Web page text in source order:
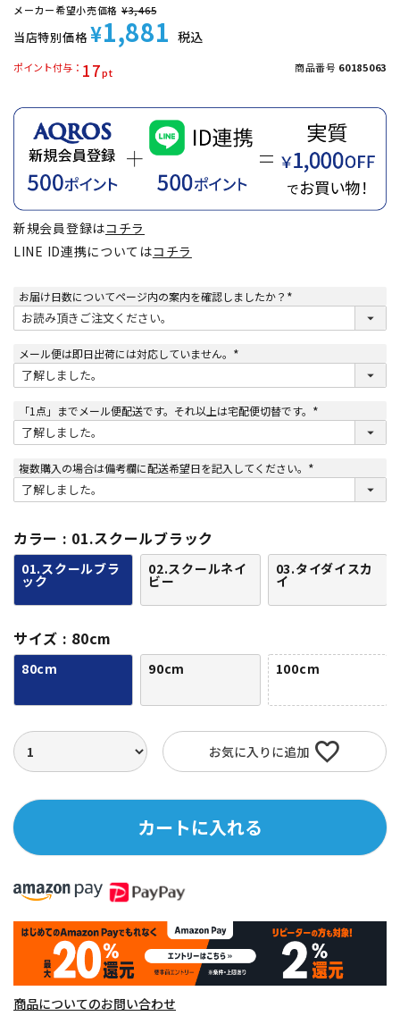
メーカー希望小売価格 ¥3,465
当店特別価格 ¥1,881 税込
17
ポイント付与 商品番号 60185063
新規会員登録はコチラ
LINE ID連携についてはコチラ
お届け日数についてページ内の案内を確認しましたか？
(
須
メール便は即日出荷には対応していません。
(
須
「1点」までメール便配送です。それ以上は宅配便切替です。
(
須
複数購入の場合は備考欄に配送希望日を記入してください。
(
須
カラー 01.スクールブラック
01.スクールブラ
ック
02.スクールネイ
ビー
03.タイダイスカ
イ
サイズ 80cm
80cm 90cm 100cm
お気に入りに追加
カートに入れる
商品についてのお問い合わせ